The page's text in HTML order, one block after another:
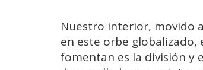
Nuestro interior, movido
en este orbe globalizado,
fomentan es la división y